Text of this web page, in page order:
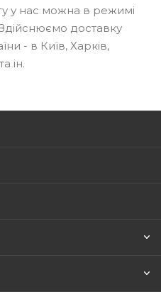
у нас можна в режимі
доставку
- в Київ, Харків,
ін.